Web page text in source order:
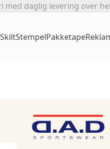
daglig levering over
SkiltStempelPakketape